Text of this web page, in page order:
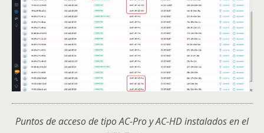
Puntos de acceso de tipo AC-Pro y AC-HD instalados en el